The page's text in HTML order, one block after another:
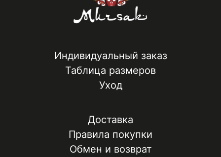
Индивидуальный заказ
Таблица размеров
Уход
Доставка
Правила покупки
Обмен и возврат